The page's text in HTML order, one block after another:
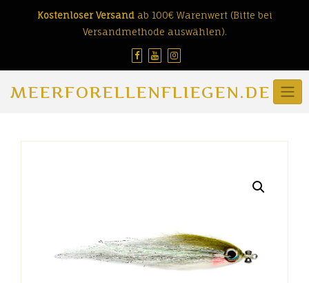
Kostenloser Versandab 100€ Warenwert (Bitte bei
Versandmethode auswählen).
MEERFORELLENFLIEGEN.DE